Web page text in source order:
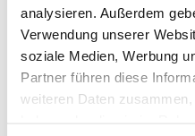
analysieren. Außerdem
Verwendung unserer
soziale Medien, Werbung
Partner führen diese
weiteren Daten
Coocazoo Zubehör
Artikelbeschreibung